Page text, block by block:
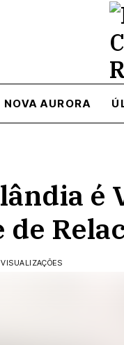
NOVA AURORA
é
de